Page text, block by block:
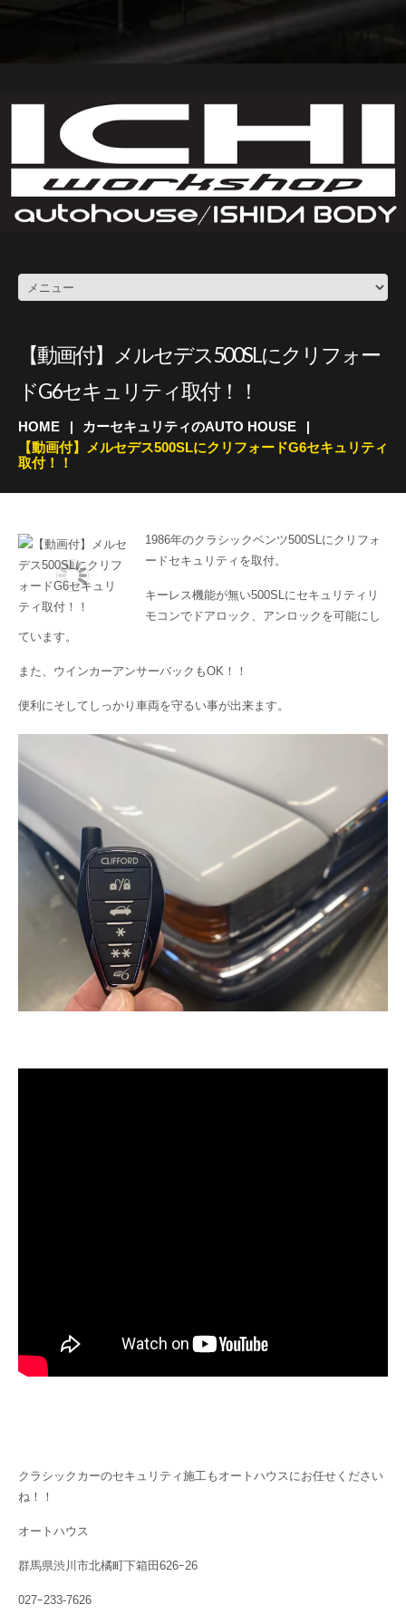
【動画付】メルセデス500SLにクリフォー
ドG6セキュリティ取付！！
HOME
カーセキュリティのAUTO HOUSE
【動画付】メルセデス500SLにクリフォードG6セキュリティ
取付！！
1986年のクラシックベンツ500SLにクリフォ
ードセキュリティを取付。
キーレス機能が無い500SLにセキュリティリ
モコンでドアロック、アンロックを可能にし
ています。
また、ウインカーアンサーバックもOK！！
便利にそしてしっかり車両を守るい事が出来ます。
クラシックカーのセキュリティ施工もオートハウスにお任せください
ね！！
オートハウス
群馬県渋川市北橘町下箱田626ｰ26
027ｰ233-7626